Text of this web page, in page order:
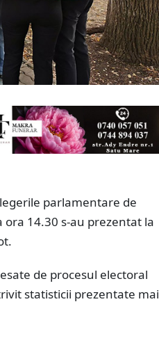
parlamentare de
14.30 s-au prezentat la
de procesul electoral
statisticii prezentate mai